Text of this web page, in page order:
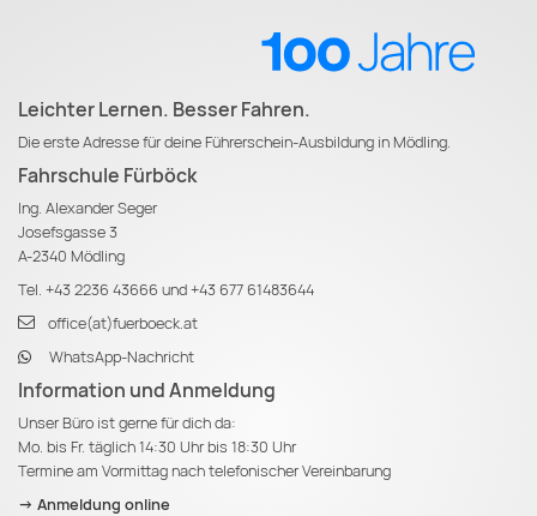
Leichter Lernen. Besser Fahren.
Die erste Adresse für deine Führerschein-Ausbildung in Mödling.
Fahrschule Fürböck
Ing. Alexander Seger
Josefsgasse 3
A-2340 Mödling
Tel. +43 2236 43666 und+43 677 61483644
office(at)fuerboeck.at
WhatsApp-Nachricht
Information und Anmeldung
Unser Büro ist gerne für dich da:
Mo. bis Fr. täglich 14:30 Uhr bis 18:30 Uhr
Termine am Vormittag nach telefonischer Vereinbarung
-> Anmeldung online